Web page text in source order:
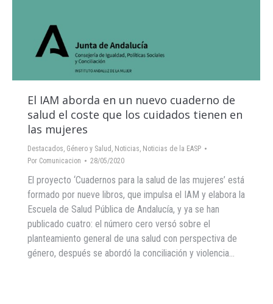
El IAM aborda en un nuevo cuaderno de
salud el coste que los cuidados tienen en
las mujeres
Destacados, Género y Salud , Noticias, Noticias de la EASP
Por Comunicacion 28/05/2020
El proyecto ‘Cuadernos para la salud de las mujeres’ está
formado por nueve libros, que impulsa el IAM y elabora la
Escuela de Salud Pública de Andalucía, y ya se han
publicado cuatro: el número cero versó sobre el
planteamiento general de una salud con perspectiva de
género, después se abordó la conciliación y violencia…